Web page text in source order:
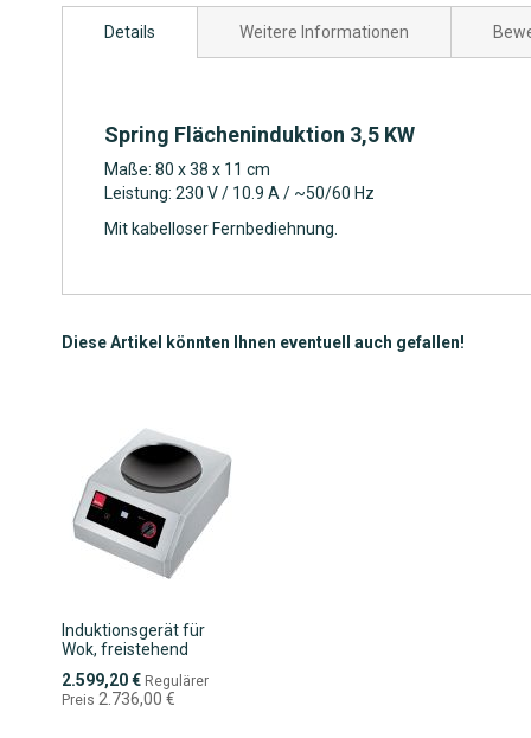
Anfang
Details
Spring Flächeninduktion 3,5 KW
Maße: 80 x 38 x 11 cm
Leistung: 230 V / 10.9 A / ~50/60 Hz
Mit kabelloser Fernbediehnung.
Weitere Informationen
Diese Artikel könnten Ihnen eventuell auch gefallen!
Induktionsgerät für
Wok, freistehend
Sonderpreis
2.599,20 € Regulärer
Preis 2.736,00 €